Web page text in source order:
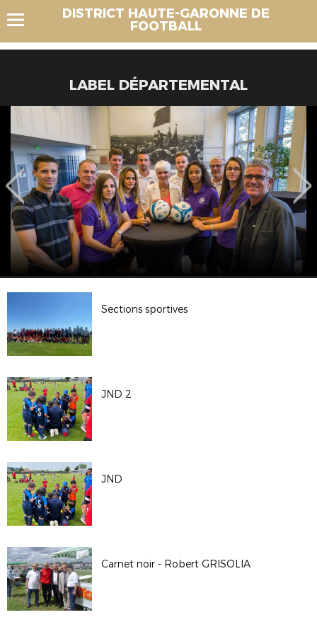
DISTRICT HAUTE-GARONNE DE
FOOTBALL
LABEL DÉPARTEMENTAL
Sections sportives
JND 2
JND
Carnet noir - Robert GRISOLIA